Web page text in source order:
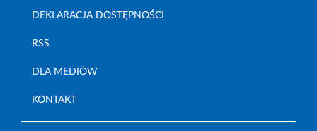
DEKLARACJA DOSTĘPNOŚCI
RSS
DLA MEDIÓW
KONTAKT